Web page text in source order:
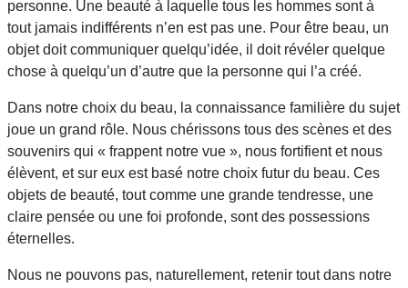
personne. Une beauté à laquelle tous les hommes sont à
tout jamais indifférents n’en est pas une. Pour être beau, un
objet doit communiquer quelqu’idée, il doit révéler quelque
chose à quelqu’un d’autre que la personne qui l’a créé.
Dans notre choix du beau, la connaissance familière du sujet
joue un grand rôle. Nous chérissons tous des scènes et des
souvenirs qui « frappent notre vue », nous fortifient et nous
élèvent, et sur eux est basé notre choix futur du beau. Ces
objets de beauté, tout comme une grande tendresse, une
claire pensée ou une foi profonde, sont des possessions
éternelles.
Nous ne pouvons pas, naturellement, retenir tout dans notre